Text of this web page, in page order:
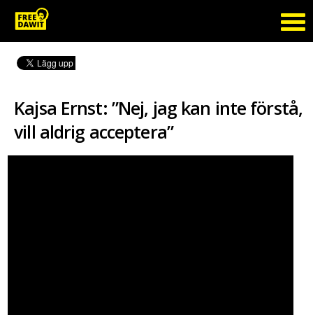
Kajsa Ernst: ”Nej, jag kan inte förstå,
vill aldrig acceptera”